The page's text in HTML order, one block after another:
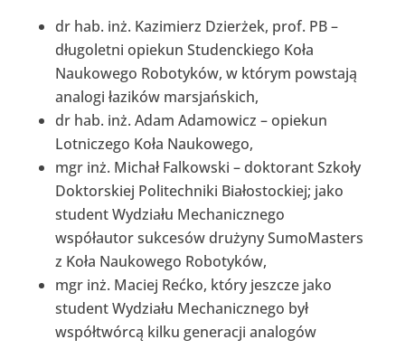
dr hab. inż. Kazimierz Dzierżek, prof. PB –
długoletni opiekun Studenckiego Koła
Naukowego Robotyków, w którym powstają
analogi łazików marsjańskich,
dr hab. inż. Adam Adamowicz – opiekun
Lotniczego Koła Naukowego,
mgr inż. Michał Falkowski – doktorant Szkoły
Doktorskiej Politechniki Białostockiej; jako
student Wydziału Mechanicznego
współautor sukcesów drużyny SumoMasters
z Koła Naukowego Robotyków,
mgr inż. Maciej Rećko, który jeszcze jako
student Wydziału Mechanicznego był
współtwórcą kilku generacji analogów